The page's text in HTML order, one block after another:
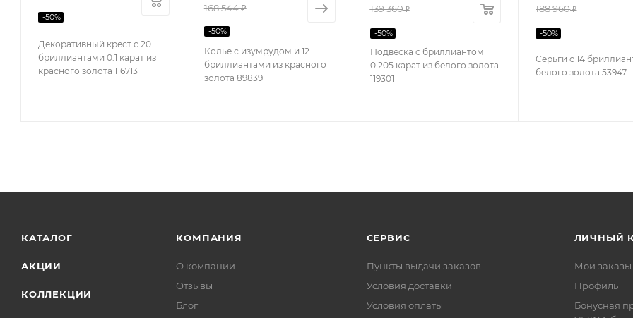
Декоративный крест с 20
бриллиантами 0.1 карат из
красного золота 116713
-50%
Колье с изумрудом и 12
бриллиантами из красного
золота 89839
168 544 ₽
-50%
Подвеска с бриллиантом
0.205 карат из белого золота
119301
139 360₽
-50%
Серьги с 14
белого золота 53947
188 960₽
-50%
КАТАЛОГ
АКЦИИ
КОЛЛЕКЦИИ
КОМПАНИЯ
О компании
Отзывы
Блог
СЕРВИС
Пункты выдачи заказов
Условия доставки
Условия оплаты
ЛИЧНЫЙ
Мои заказы
Профиль
Бонусная